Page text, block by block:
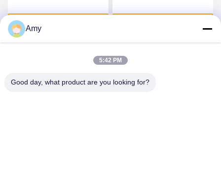
impactos Espessura 10
mm
cerâmica de alumínio anti-
Amy
5:42 PM
Good day, what product are you looking for?